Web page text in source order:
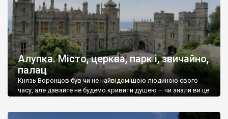
Алупка. Місто, церква, парк і, звичайно,
палац
Князь Воронцов був чи не найвідомішою людиною свого
часу, але давайте не будемо кривити душею – чи знали ви це